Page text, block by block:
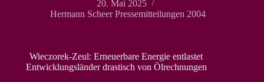
20. Mai 2025
Hermann Scheer Pressemitteilungen 2004
Wieczorek-Zeul: Erneuerbare Energie entlastet
Entwicklungsländer drastisch von Ölrechnungen